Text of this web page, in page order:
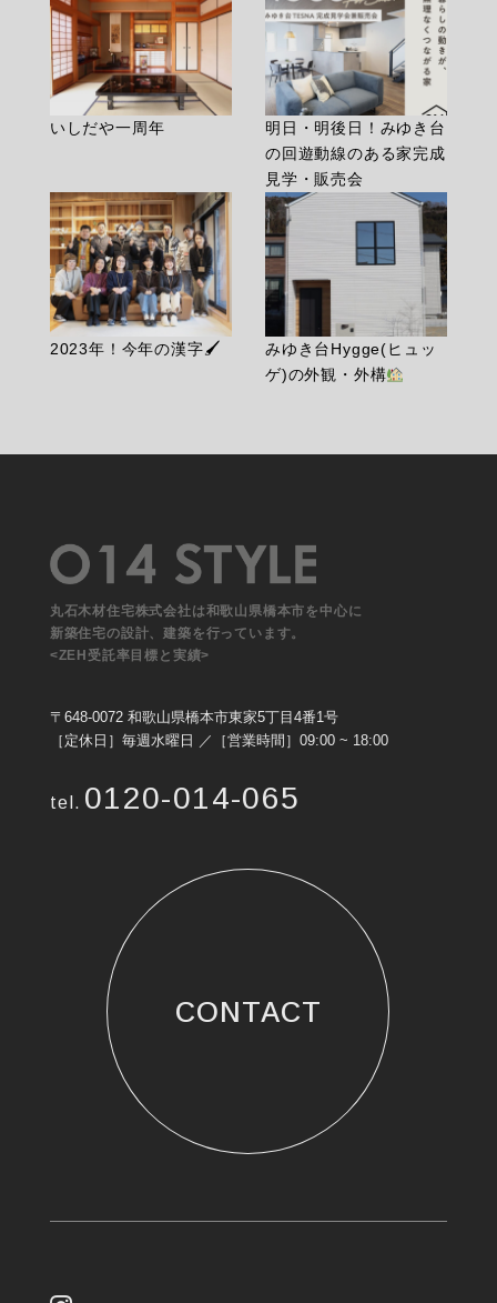
いしだや一周年
明日・明後日！みゆき台
の回遊動線のある家完成
見学・販売会
2023年！今年の漢字🖌
みゆき台Hygge(ヒュッ
ゲ)の外観・外構
丸石木材住宅株式会社は和歌山県橋本市を中心に
新築住宅の設計、建築を行っています。
<ZEH受託率目標と実績>
〒648-0072 和歌山県橋本市東家5丁目4番1号
［定休日］毎週水曜日 ／［営業時間］09:00 ~ 18:00
tel.0120-014-065
CONTACT